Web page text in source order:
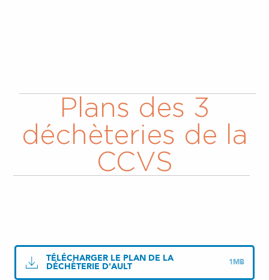
Plans des 3
déchèteries de la
CCVS
TÉLÉCHARGER LE PLAN DE LA
DÉCHÈTERIE D'AULT 1MB